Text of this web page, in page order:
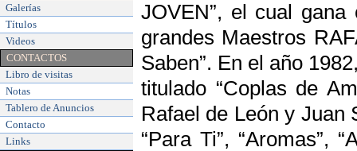
Galerías
Títulos
Videos
CONTACTOS
Libro de visitas
Notas
Tablero de Anuncios
Contacto
Links
JOVEN”, el cual
grandes Maestros
Saben”. En el año
titulado “Coplas de
Rafael de León y Juan
“Para Ti”, “Aromas”,